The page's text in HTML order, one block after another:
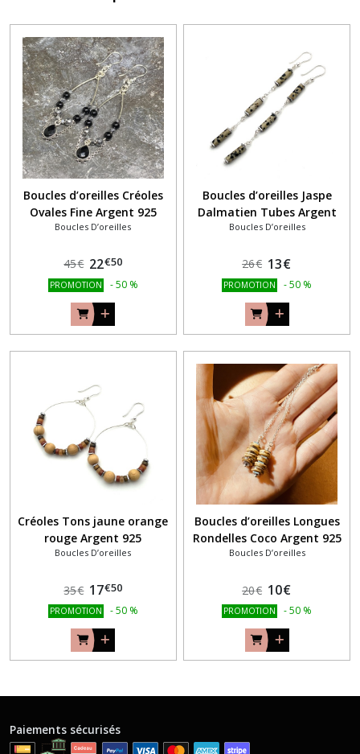
Boucles d’oreilles Créoles
Ovales Fine Argent 925
Boucles D’oreilles
45€ 22€50
PROMOTION -50 %
Boucles d’oreilles Jaspe
Dalmatien Tubes Argent
925
Boucles D’oreilles
26€ 13€
PROMOTION -50 %
Créoles Tons jaune orange
rouge Argent 925
Boucles D’oreilles
35€ 17€50
PROMOTION -50 %
Boucles d’oreilles Longues
Rondelles Coco Argent 925
Boucles D’oreilles
20€ 10€
PROMOTION -50 %
Paiements sécurisés